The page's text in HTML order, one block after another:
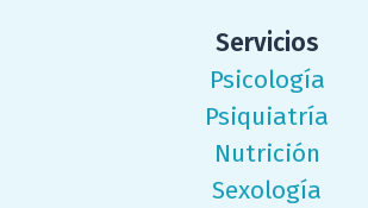
Servicios
Psicología
Psiquiatría
Nutrición
Sexología